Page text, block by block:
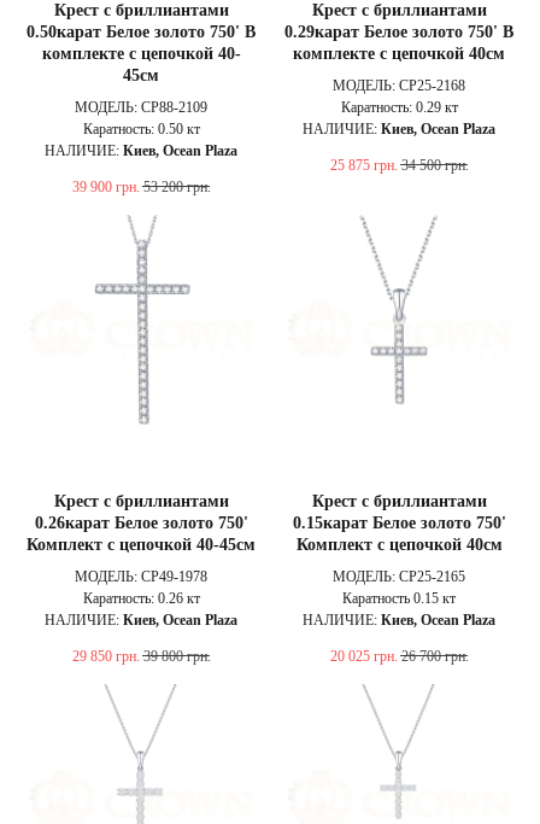
Крест с бриллиантами
0.50карат Белое золото 750' В
комплекте с цепочкой 40-
45см
МОДЕЛЬ: CP88-2109
Каратность: 0.50 кт
НАЛИЧИЕ: Киев, Ocean Plaza
39 900 грн. 53 200 грн.
Крест с бриллиантами
0.29карат Белое золото 750' В
комплекте с цепочкой 40см
МОДЕЛЬ: CP25-2168
Каратность: 0.29 кт
НАЛИЧИЕ: Киев, Ocean Plaza
25 875 грн. 34 500 грн.
Крест с бриллиантами
0.26карат Белое золото 750'
Комплект с цепочкой 40-45см
МОДЕЛЬ: CP49-1978
Каратность: 0.26 кт
НАЛИЧИЕ: Киев, Ocean Plaza
29 850 грн. 39 800 грн.
Крест с бриллиантами
0.15карат Белое золото 750'
Комплект с цепочкой 40см
МОДЕЛЬ: CP25-2165
Каратность 0.15 кт
НАЛИЧИЕ: Киев, Ocean Plaza
20 025 грн. 26 700 грн.